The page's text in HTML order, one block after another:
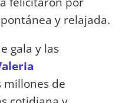
y relajada.
gala y las
millones de